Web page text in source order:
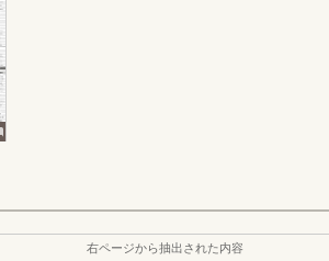
右ページから抽出された内容